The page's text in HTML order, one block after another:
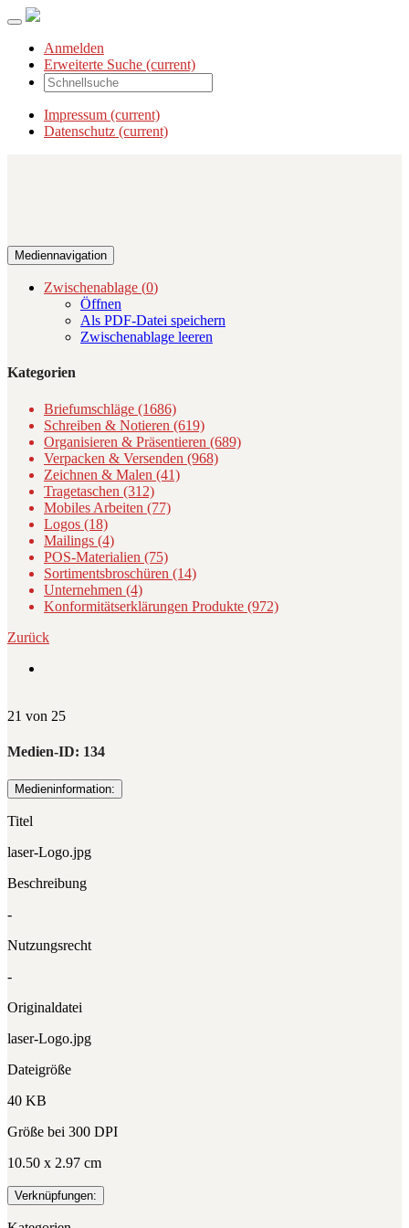
Anmelden
Erweiterte Suche (current)
Impressum (current)
Datenschutz (current)
Mediennavigation
Zwischenablage (0)
Öffnen
Als PDF-Datei speichern
Zwischenablage leeren
Kategorien
Briefumschläge (1686)
Schreiben & Notieren (619)
Organisieren & Präsentieren (689)
Verpacken & Versenden (968)
Zeichnen & Malen (41)
Tragetaschen (312)
Mobiles Arbeiten (77)
Logos (18)
Mailings (4)
POS-Materialien (75)
Sortimentsbroschüren (14)
Unternehmen (4)
Konformitätserklärungen Produkte (972)
Zurück
21 von 25
Medien-ID: 134
Medieninformation:
Titel
laser-Logo.jpg
Beschreibung
-
Nutzungsrecht
-
Originaldatei
laser-Logo.jpg
Dateigröße
40 KB
Größe bei 300 DPI
10.50 x 2.97 cm
Verknüpfungen: